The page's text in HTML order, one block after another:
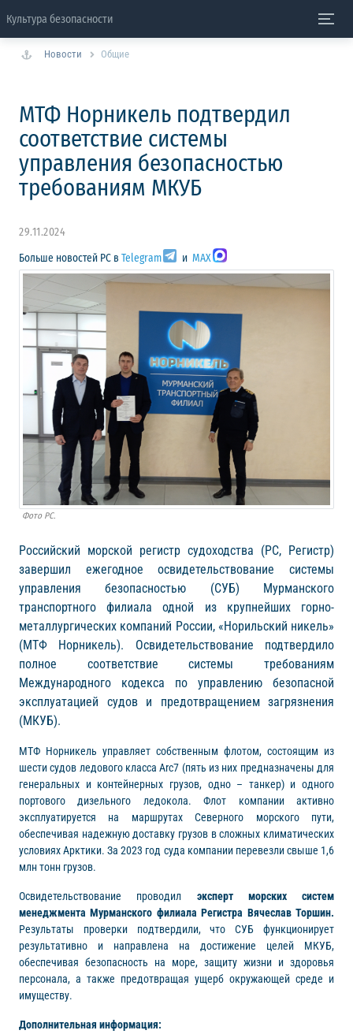
Культура безопасности
Новости Общие
МТФ Норникель подтвердил
соответствие системы
управления безопасностью
требованиям МКУБ
29.11.2024
Больше новостей РС в Telegram и MAX
Фото РС.
Российский морской регистр судоходства (РС, Регистр)
завершил ежегодное освидетельствование системы
управления безопасностью (СУБ) Мурманского
транспортного филиала одной из крупнейших горно-
металлургических компаний России, «Норильский никель»
(МТФ Норникель). Освидетельствование подтвердило
полное соответствие системы требованиям
Международного кодекса по управлению безопасной
эксплуатацией судов и предотвращением загрязнения
(МКУБ).
МТФ Норникель управляет собственным флотом, состоящим из
шести судов ледового класса Arc7 (пять из них предназначены для
генеральных и контейнерных грузов, одно – танкер) и одного
портового дизельного ледокола. Флот компании активно
эксплуатируется на маршрутах Северного морского пути,
обеспечивая надежную доставку грузов в сложных климатических
условиях Арктики. За 2023 год суда компании перевезли свыше 1,6
млн тонн грузов.
Освидетельствование проводил эксперт морских систем
менеджмента Мурманского филиала Регистра Вячеслав Торшин.
Результаты проверки подтвердили, что СУБ функционирует
результативно и направлена на достижение целей МКУБ,
обеспечивая безопасность на море, защиту жизни и здоровья
персонала, а также предотвращая ущерб окружающей среде и
имуществу.
Дополнительная информация: